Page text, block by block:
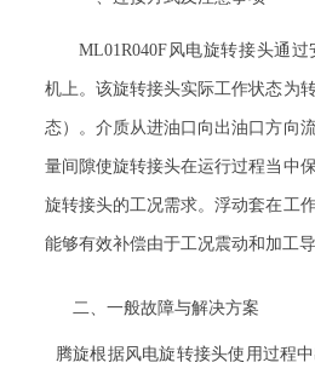
ML01R040F风电旋转接头通
机上。该旋转接头实际工作状态为
态）。介质从进油口向出油口方向
量间隙使旋转接头在运行过程当中
旋转接头的工况需求。浮动套在工
能够有效补偿由于工况震动和加工
二、一般故障与解决方案
腾旋根据风电旋转接头使用过程